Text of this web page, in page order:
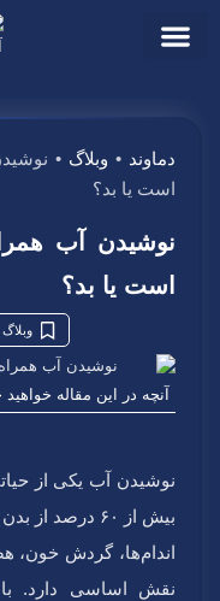
دماوند • وبلاگ •
است یا بد؟
نوشیدن آب
است یا بد؟
وبلاگ
آنچه در این مقاله خواهید
نوشیدن آب یکی از
بیش از ۶۰
اندام‌ها، گردش خون،
نقش اساسی دارد. با